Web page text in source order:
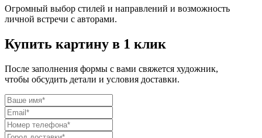
Огромный выбор стилей и направлений и возможность
личной встречи с авторами.
Купить картину в 1 клик
После заполнения формы с вами свяжется художник,
чтобы обсудить детали и условия доставки.